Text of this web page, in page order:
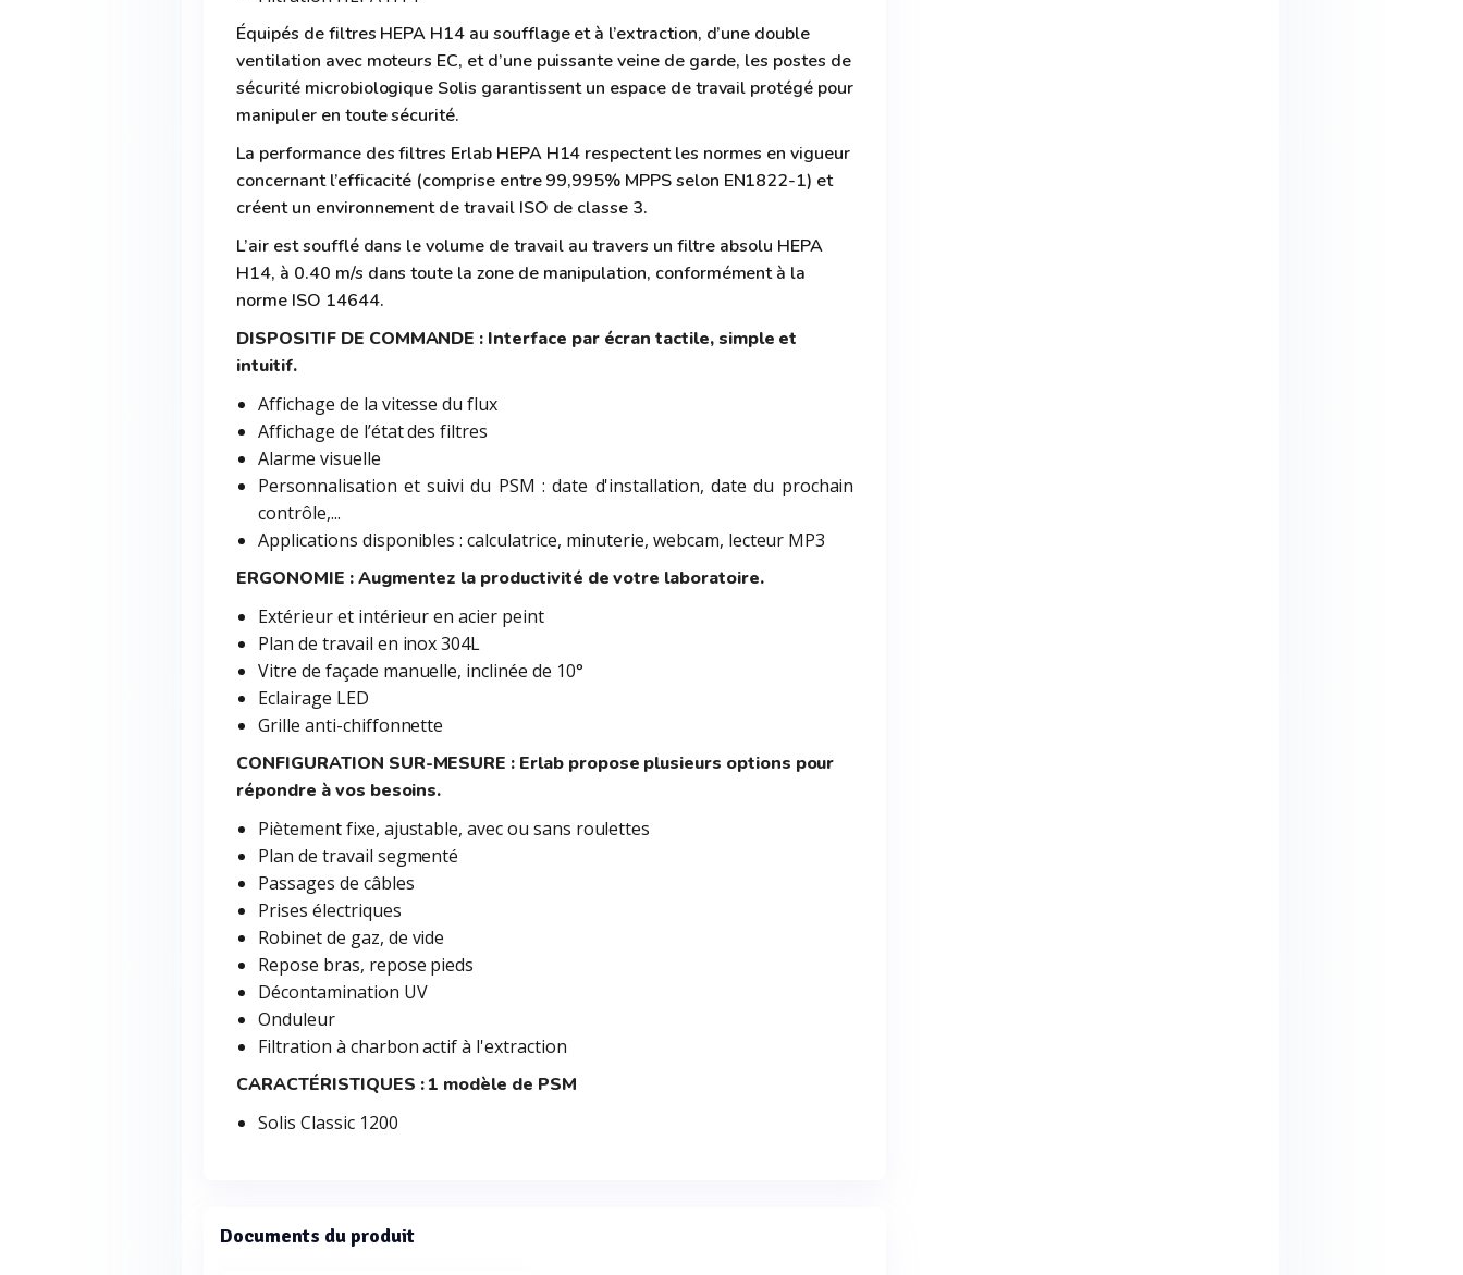
Équipés de filtres HEPA H14 au soufflage et à l’extraction, d’une double
ventilation avec moteurs EC, et d’une puissante veine de garde, les postes de
sécurité microbiologique Solis garantissent un espace de travail protégé pour
manipuler en toute sécurité.
La performance des filtres Erlab HEPA H14 respectent les normes en vigueur
concernant l’efficacité (comprise entre 99,995% MPPS selon EN1822-1) et
créent un environnement de travail ISO de classe 3.
L’air est soufflé dans le volume de travail au travers un filtre absolu HEPA
H14, à 0.40 m/s dans toute la zone de manipulation, conformément à la
norme ISO 14644.
DISPOSITIF DE COMMANDE : Interface par écran tactile, simple et
intuitif.
Affichage de la vitesse du flux
Affichage de l’état des filtres
Alarme visuelle
Personnalisation et suivi du PSM : date d'installation, date du prochain
contrôle,...
Applications disponibles : calculatrice, minuterie, webcam, lecteur MP3
ERGONOMIE : Augmentez la productivité de votre laboratoire.
Extérieur et intérieur en acier peint
Plan de travail en inox 304L
Vitre de façade manuelle, inclinée de 10°
Eclairage LED
Grille anti-chiffonnette
CONFIGURATION SUR-MESURE : Erlab propose plusieurs options pour
répondre à vos besoins.
Piètement fixe, ajustable, avec ou sans roulettes
Plan de travail segmenté
Passages de câbles
Prises électriques
Robinet de gaz, de vide
Repose bras, repose pieds
Décontamination UV
Onduleur
Filtration à charbon actif à l'extraction
CARACTÉRISTIQUES : 1 modèle de PSM
Solis Classic 1200
Documents du produit